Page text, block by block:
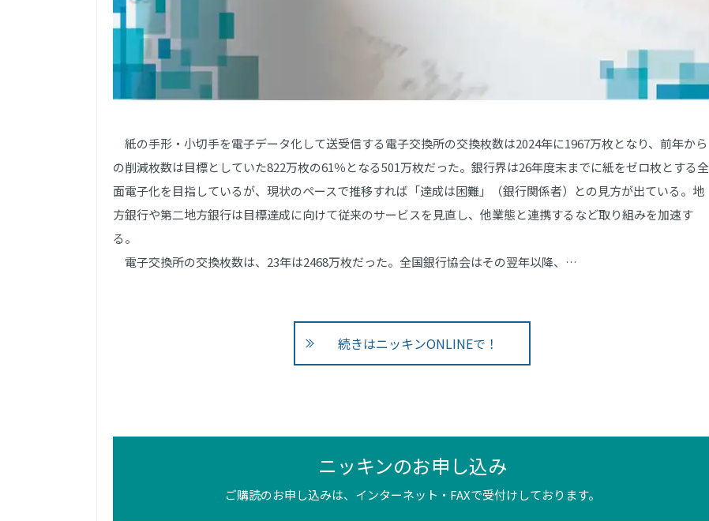
紙の手形・小切手を電子データ化して送受信する電子交換所の交換枚数は2024年に1967万枚となり、前年から
の削減枚数は目標としていた822万枚の61％となる501万枚だった。銀行界は26年度末までに紙をゼロ枚とする全
面電子化を目指しているが、現状のペースで推移すれば「達成は困難」（銀行関係者）との見方が出ている。地
方銀行や第二地方銀行は目標達成に向けて従来のサービスを見直し、他業態と連携するなど取り組みを加速す
る。
電子交換所の交換枚数は、23年は2468万枚だった。全国銀行協会はその翌年以降、…
続きはニッキンONLINEで！
ニッキンのお申し込み
ご購読のお申し込みは、インターネット・FAXで受付けしております。